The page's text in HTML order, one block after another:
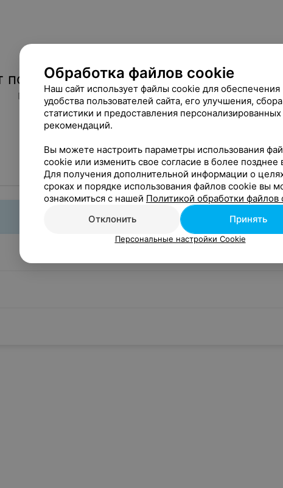
подходящих результатов
Попробуйте поменять адрес
Обработка файлов cookie
Наш сайт использует файлы cookie для обеспечения
удобства пользователей сайта, его улучшения, сбора
статистики и предоставления персонализированных
рекомендаций.
Вы можете настроить параметры использования
cookie или изменить свое согласие в более позднее
Для получения дополнительной информации о
сроках и порядке использования файлов cookie вы
ознакомиться с нашей Политикой обработки файлов
Отклонить
Принять
Персональные настройки Cookie